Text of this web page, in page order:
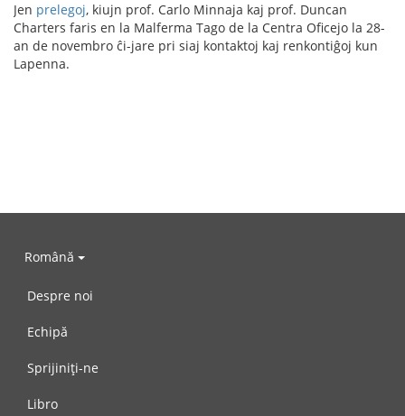
Jen prelegoj, kiujn prof. Carlo Minnaja kaj prof. Duncan
Charters faris en la Malferma Tago de la Centra Oficejo la 28-
an de novembro ĉi-jare pri siaj kontaktoj kaj renkontiĝoj kun
Lapenna.
Română
Despre noi
Echipă
Sprijiniți-ne
Libro